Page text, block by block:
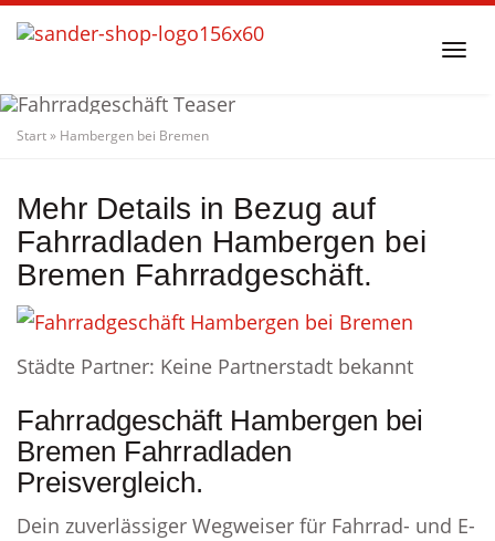
Skip
to
content
Start» Hambergen bei Bremen
Mehr Details in Bezug auf
Fahrradladen Hambergen bei
Bremen Fahrradgeschäft.
Städte Partner: Keine Partnerstadt bekannt
Fahrradgeschäft Hambergen bei
Bremen Fahrradladen
Preisvergleich.
Dein zuverlässiger Wegweiser für Fahrrad- und E-